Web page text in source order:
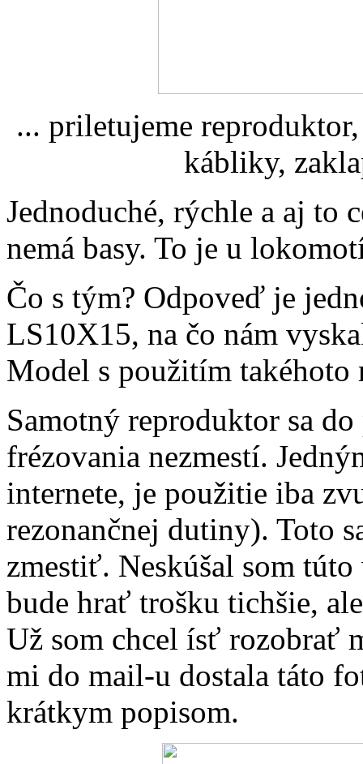
... priletujeme
kábliky,
Jednoduché, rýchle a aj to
nemá basy. To je u
Čo s tým? Odpoveď je
LS10X15, na čo nám
Model s použitím
Samotný reproduktor sa
frézovania nezmestí.
internete, je použitie iba
rezonančnej dutiny). Toto
zmestiť. Neskúšal som
bude hrať trošku tichšie,
Už som chcel ísť rozobrať
mi do mail-u dostala táto
krátkym popisom.